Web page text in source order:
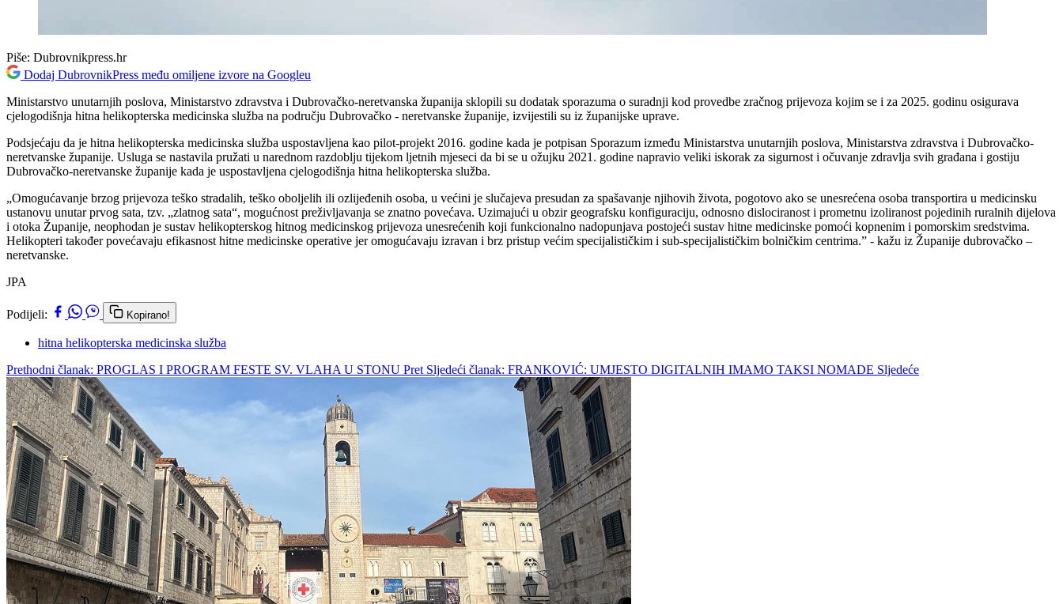
Piše: Dubrovnikpress.hr
Dodaj DubrovnikPress među omiljene izvore na Googleu
Ministarstvo unutarnjih poslova, Ministarstvo zdravstva i Dubrovačko-neretvanska županija sklopili su dodatak sporazuma o suradnji kod provedbe zračnog prijevoza kojim se i za 2025. godinu osigurava
cjelogodišnja hitna helikopterska medicinska služba na području Dubrovačko - neretvanske županije, izvijestili su iz županijske uprave.
Podsjećaju da je hitna helikopterska medicinska služba uspostavljena kao pilot-projekt 2016. godine kada je potpisan Sporazum između Ministarstva unutarnjih poslova, Ministarstva zdravstva i Dubrovačko-
neretvanske županije. Usluga se nastavila pružati u narednom razdoblju tijekom ljetnih mjeseci da bi se u ožujku 2021. godine napravio veliki iskorak za sigurnost i očuvanje zdravlja svih građana i gostiju
Dubrovačko-neretvanske županije kada je uspostavljena cjelogodišnja hitna helikopterska služba.
„Omogućavanje brzog prijevoza teško stradalih, teško oboljelih ili ozlijeđenih osoba, u većini je slučajeva presudan za spašavanje njihovih života, pogotovo ako se unesrećena osoba transportira u medicinsku
ustanovu unutar prvog sata, tzv. „zlatnog sata“, mogućnost preživljavanja se znatno povećava. Uzimajući u obzir geografsku konfiguraciju, odnosno dislociranost i prometnu izoliranost pojedinih ruralnih dijelova
i otoka Županije, neophodan je sustav helikopterskog hitnog medicinskog prijevoza unesrećenih koji funkcionalno nadopunjava postojeći sustav hitne medicinske pomoći kopnenim i pomorskim sredstvima.
Helikopteri također povećavaju efikasnost hitne medicinske operative jer omogućavaju izravan i brz pristup većim specijalističkim i sub-specijalističkim bolničkim centrima.” - kažu iz Županije dubrovačko –
neretvanske.
JPA
Podijeli: Kopirano!
hitna helikopterska medicinska služba
Prethodni članak: PROGLAS I PROGRAM FESTE SV. VLAHA U STONU Pret Sljedeći članak: FRANKOVIĆ: UMJESTO DIGITALNIH IMAMO TAKSI NOMADE Sljedeće